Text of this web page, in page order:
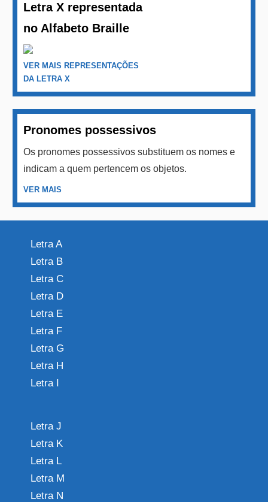
Letra X representada
no Alfabeto Braille
VER MAIS REPRESENTAÇÕES
DA LETRA X
Pronomes possessivos
Os pronomes possessivos substituem os nomes e
indicam a quem pertencem os objetos.
VER MAIS
Letra A
Letra B
Letra C
Letra D
Letra E
Letra F
Letra G
Letra H
Letra I
Letra J
Letra K
Letra L
Letra M
Letra N